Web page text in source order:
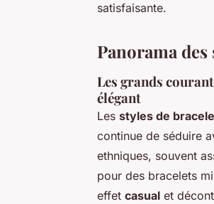
satisfaisante.
Panorama
Les grands
élégant
Les styles de
continue de séduire
ethniques, souvent
pour des bracelets
effet casual et